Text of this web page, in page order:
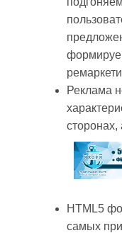
Реклама
HTML5
самых